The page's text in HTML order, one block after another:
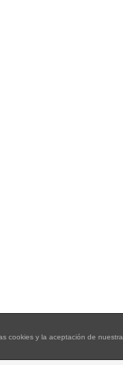
cookies y la aceptación de nuestra